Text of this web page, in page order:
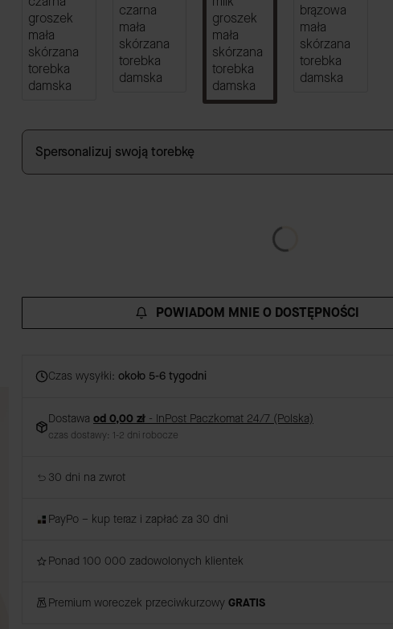
Spersonalizuj swoją torebkę
POWIADOM MNIE O DOSTĘPNOŚCI
Czas wysyłki: około 5-6 tygodni
Dostawa od 0,00 zł - InPost Paczkomat 24/7 (Polska)
czas dostawy: 1-2 dni robocze
30 dni na zwrot
PayPo – kup teraz i zapłać za 30 dni
Ponad 100 000 zadowolonych klientek
Premium woreczek przeciwkurzowy GRATIS